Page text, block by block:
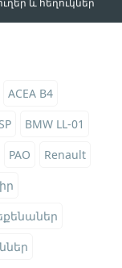
և հեղուկներ
ACEA B4
BMW LL-01
PAO
Renault